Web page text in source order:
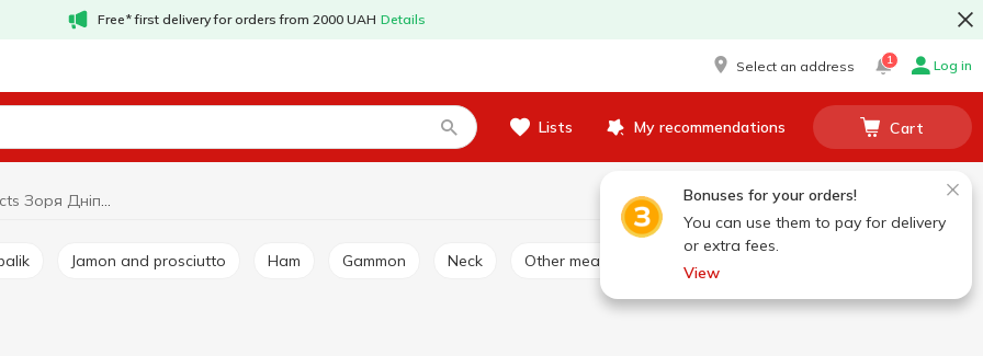
Free* first delivery for orders from 2000 UAH Details
Select an address 1 Log in
Lists My recommendations Cart
Bonuses for your orders!
You can use them to pay for delivery
or extra fees.
View
Meat products Зоря Дніпра
Jamon and prosciutto Ham Gammon Neck Other meat products